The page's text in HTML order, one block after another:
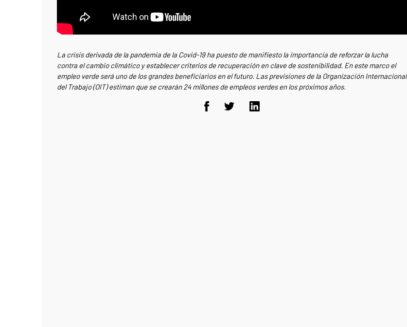
La crisis derivada de la pandemia de la Covid-19 ha puesto de manifiesto la importancia de reforzar la lucha
contra el cambio climático y establecer criterios de recuperación en clave de sostenibilidad. En este marco el
empleo verde será uno de los grandes beneficiarios en el futuro. Las previsiones de la Organización Internacional
del Trabajo (OIT) estiman que se crearán 24 millones de empleos verdes en los próximos años.